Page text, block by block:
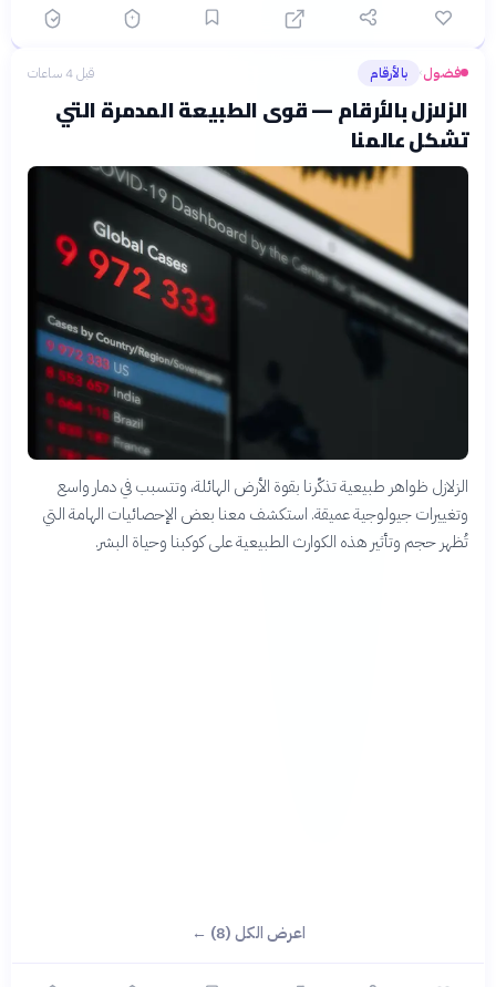
فضول› بالأرقام قبل 4 ساعات
الزلازل بالأرقام — قوى الطبيعة المدمرة التي
تشكل عالمنا
الزلازل ظواهر طبيعية تذكّرنا بقوة الأرض الهائلة، وتتسبب في دمار واسع
وتغييرات جيولوجية عميقة. استكشف معنا بعض الإحصائيات الهامة التي
تُظهر حجم وتأثير هذه الكوارث الطبيعية على كوكبنا وحياة البشر.
اعرض الكل (8) ←